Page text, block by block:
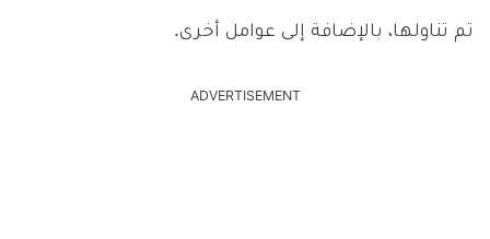
تم تناولها، بالإضافة إلى عوامل أخرى.
ADVERTISEMENT